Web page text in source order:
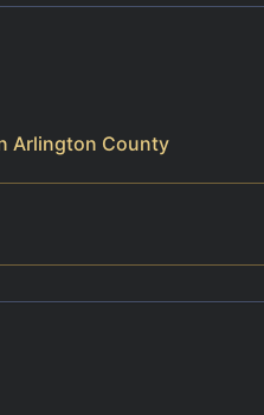
Arlington County